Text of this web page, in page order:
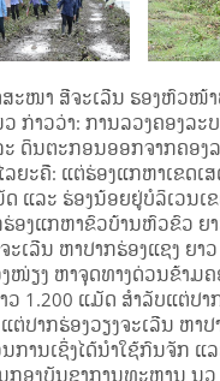
ະໜາ ສີຈະເລີນ ຮອງຫົວໜ້
ກ່າວວ່າ: ການລວງຄອງລະ
ດິນຕະກອນອອກຈາກຄອງລ
ລຍະຄື: ແຕ່ຮ່ອງແກຫາເຂດ
ດ ແລະ ຮ່ອງນ້ອຍຢູ່ບໍລິເວນເ
ອງແກຫາຂົວບ້ານຫົວຂົວ ຍ
ະເລີນ ຫາປາກຮ່ອງແຊງ ຍາ
ໜ່ຽງ ຫາຈຸດທາງດ່ວນຂ້າມຄ
ວ 1.200 ແມັດ ສໍາລັບແຕ່ປ
ຕ່ປາກຮ່ອງວຽງຈະເລີນ ຫາ
ການເຊິ່ງໄດ້ນຳໃຊ້ກົນຈັກ ແ
ກອງບັນຊາການທະຫານ ນ